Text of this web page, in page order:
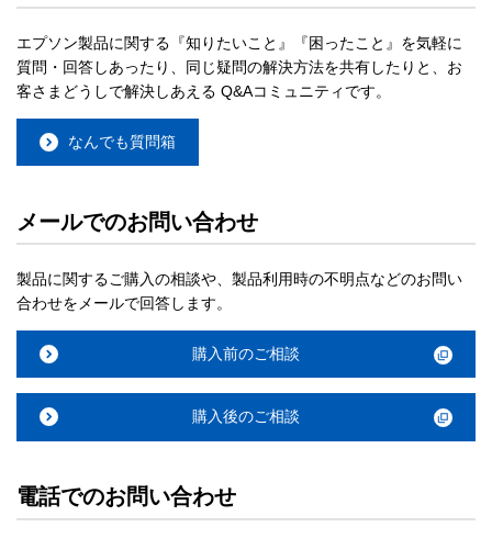
エプソン製品に関する『知りたいこと』『困ったこと』を気軽に
質問・回答しあったり、同じ疑問の解決方法を共有したりと、お
客さまどうしで解決しあえる Q&Aコミュニティです。
なんでも質問箱
メールでのお問い合わせ
製品に関するご購入の相談や、製品利用時の不明点などのお問い
合わせをメールで回答します。
購入前のご相談
購入後のご相談
電話でのお問い合わせ